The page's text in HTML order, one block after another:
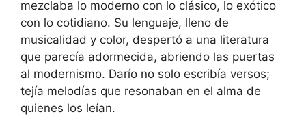
mezclaba lo moderno con lo clásico, lo exótico
con lo cotidiano. Su lenguaje, lleno de
musicalidad y color, despertó a una literatura
que parecía adormecida, abriendo las puertas
al modernismo. Darío no solo escribía versos;
tejía melodías que resonaban en el alma de
quienes los leían.